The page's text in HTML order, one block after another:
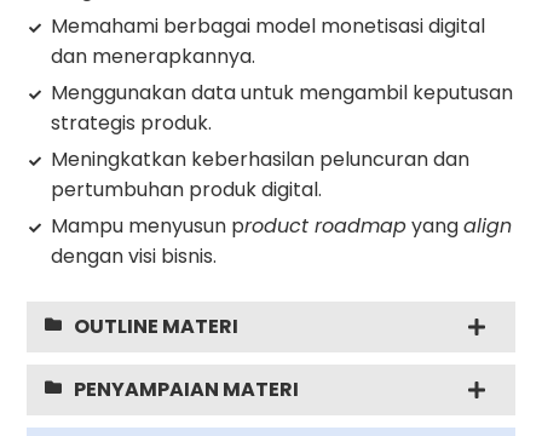
Memahami berbagai model monetisasi digital
dan menerapkannya.
Menggunakan data untuk mengambil keputusan
strategis produk.
Meningkatkan keberhasilan peluncuran dan
pertumbuhan produk digital.
Mampu menyusun product roadmapyangalign
dengan visi bisnis.
OUTLINE MATERI
PENYAMPAIAN MATERI